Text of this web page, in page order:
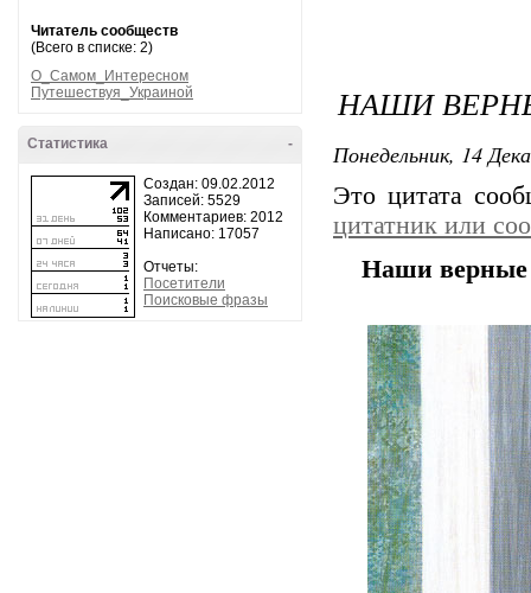
Читатель сообществ
(Всего в списке: 2)
О_Самом_Интересном
Путешествуя_Украиной
-
Статистика
Создан: 09.02.2012
Записей: 5529
Комментариев: 2012
Написано: 17057
Отчеты:
Посетители
Поисковые фразы
НАШИ
Понедельник, 14
Это цитата
цитатник или
Наши верные